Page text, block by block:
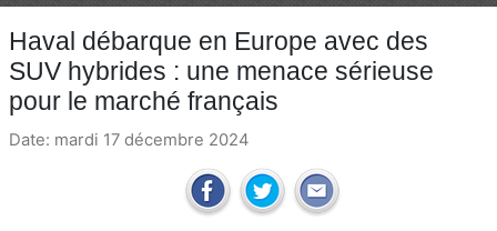
Haval débarque en Europe avec des
SUV hybrides : une menace sérieuse
pour le marché français
Date: mardi 17 décembre 2024